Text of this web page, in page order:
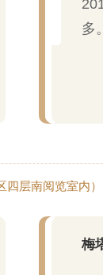
多
层南阅览室内）
梅